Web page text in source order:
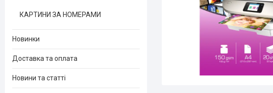
КАРТИНИ ЗА НОМЕРАМИ
Новинки
Доставка та оплата
Новини та статті